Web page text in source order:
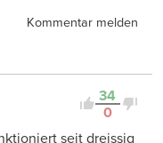
Kommentar melden
34
0
seit dreissig